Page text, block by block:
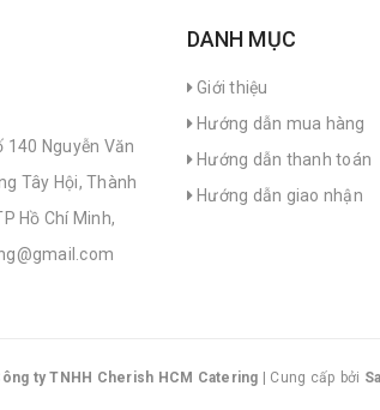
140 Nguyễn Văn
Tây Hội, Thành
Hồ Chí Minh,
DANH MỤC
Giới thiệu
Hướng dẫn mua hàng
Hướng dẫn thanh toán
Hướng dẫn giao nhận
ty TNHH Cherish HCM Catering | Cung cấp bởi